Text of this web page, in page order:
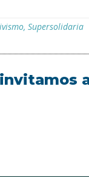
,Supersolidaria